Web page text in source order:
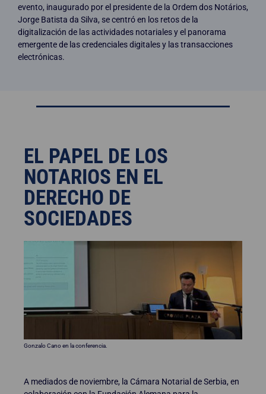
evento, inaugurado por el presidente de la Ordem dos Notários,
Jorge Batista da Silva, se centró en los retos de la
digitalización de las actividades notariales y el panorama
emergente de las credenciales digitales y las transacciones
electrónicas.
EL PAPEL DE LOS
NOTARIOS EN EL
DERECHO DE
SOCIEDADES
Gonzalo Cano en la conferencia.
A mediados de noviembre, la Cámara Notarial de Serbia, en